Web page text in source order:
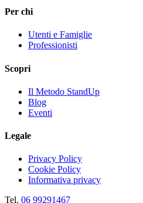
Per chi
Utenti e Famiglie
Professionisti
Scopri
Il Metodo StandUp
Blog
Eventi
Legale
Privacy Policy
Cookie Policy
Informativa privacy
Tel. 06 99291467